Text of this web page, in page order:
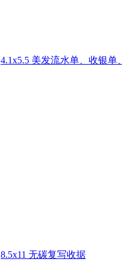
4.1x5.5 美发流水单、收银单
8.5x11 无碳复写收据